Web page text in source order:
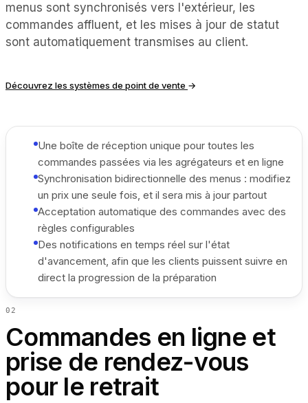
menus sont synchronisés vers l'extérieur, les
commandes affluent, et les mises à jour de statut
sont automatiquement transmises au client.
Découvrez les systèmes de point de vente →
Une boîte de réception unique pour toutes les
commandes passées via les agrégateurs et en ligne
Synchronisation bidirectionnelle des menus : modifiez
un prix une seule fois, et il sera mis à jour partout
Acceptation automatique des commandes avec des
règles configurables
Des notifications en temps réel sur l'état
d'avancement, afin que les clients puissent suivre en
direct la progression de la préparation
02
Commandes en ligne et
prise de rendez-vous
pour le retrait